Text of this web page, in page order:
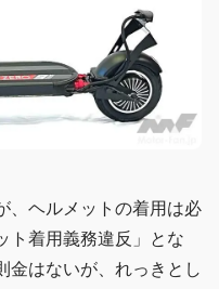
、ヘルメットの着用は必
ト着用義務違反」とな
金はないが、れっきとし